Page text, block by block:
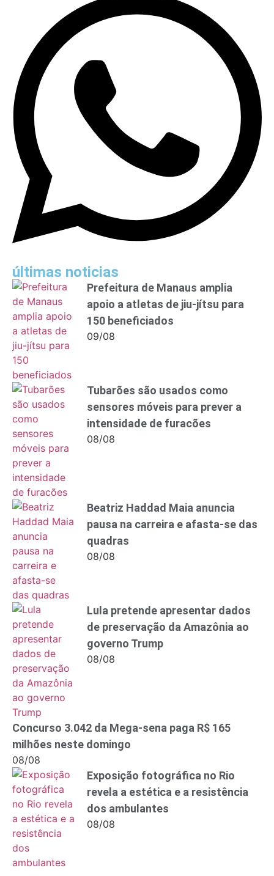
últimas noticias
Prefeitura de Manaus amplia
apoio a atletas de jiu-jítsu para
150 beneficiados
09/08
Tubarões são usados como
sensores móveis para prever a
intensidade de furacões
08/08
Beatriz Haddad Maia anuncia
pausa na carreira e afasta-se das
quadras
08/08
Lula pretende apresentar dados
de preservação da Amazônia ao
governo Trump
08/08
Concurso 3.042 da Mega-sena paga R$ 165
milhões neste domingo
08/08
Exposição fotográfica no Rio
revela a estética e a resistência
dos ambulantes
08/08